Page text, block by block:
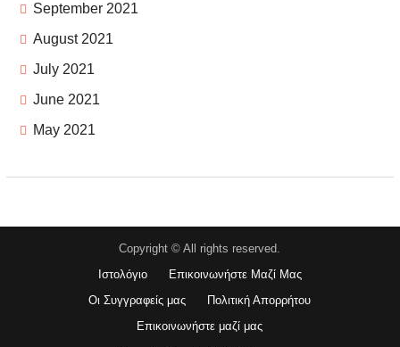
September 2021
August 2021
July 2021
June 2021
May 2021
Copyright © All rights reserved.
Ιστολόγιο
Επικοινωνήστε Μαζί Μας
Οι Συγγραφείς μας
Πολιτική Απορρήτου
Επικοινωνήστε μαζί μας